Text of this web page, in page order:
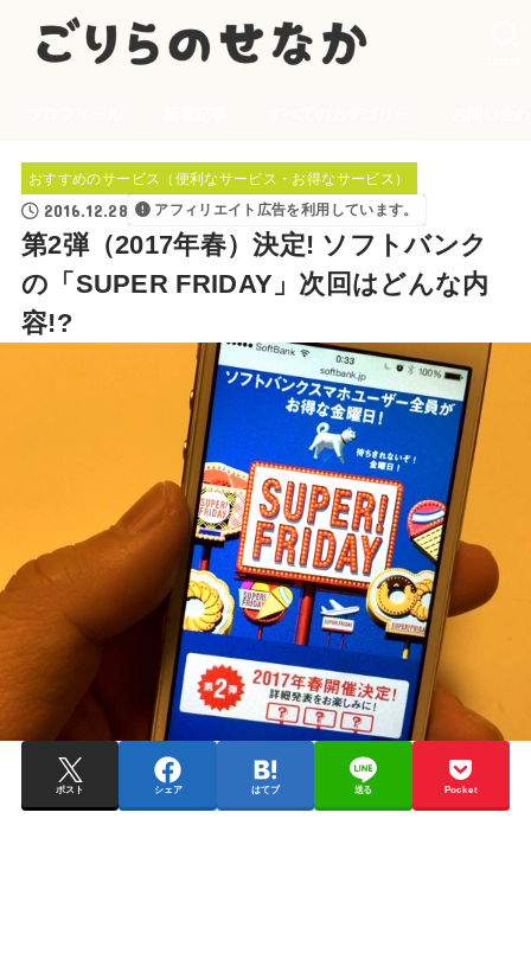
おすすめのサービス（便利なサービス・お得なサービス）
2016.12.28 アフィリエイト広告を利用しています。
第2弾（2017年春）決定! ソフトバンク
の「SUPER FRIDAY」次回はどんな内
容!?
ポスト シェア はてブ 送る Pocket